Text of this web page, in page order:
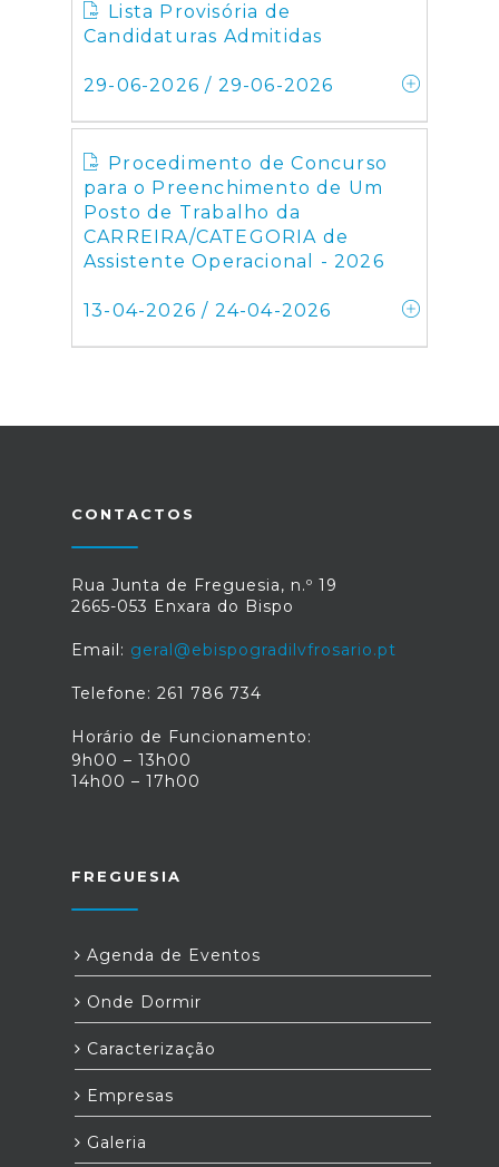
Lista Provisória de
Candidaturas Admitidas
29-06-2026 / 29-06-2026
Procedimento de Concurso
para o Preenchimento de Um
Posto de Trabalho da
CARREIRA/CATEGORIA de
Assistente Operacional - 2026
13-04-2026 / 24-04-2026
CONTACTOS
Rua Junta de Freguesia, n.º 19
2665-053 Enxara do Bispo
Email: geral@ebispogradilvfrosario.pt
Telefone: 261 786 734
Horário de Funcionamento:
9h00 – 13h00
14h00 – 17h00
FREGUESIA
Agenda de Eventos
Onde Dormir
Caracterização
Empresas
Galeria